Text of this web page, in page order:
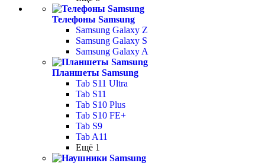
Телефоны Samsung
Samsung Galaxy Z
Samsung Galaxy S
Samsung Galaxy A
Планшеты Samsung
Tab S11 Ultra
Tab S11
Tab S10 Plus
Tab S10 FE+
Tab S9
Tab A11
Ещё 1